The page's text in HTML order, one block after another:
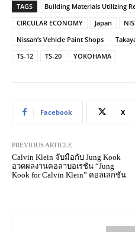
TAGS
Building Materials Utilizing
CIRCULAR ECONOMY
Japan
Nissan’s Vehicle Paint Shops
TS-12
TS-20 YOKOHAMA
Facebook X
PREVIOUS ARTICLE
Calvin Klein จับมือกับ Jung Kook
อวดผลงานคอลาบอเรชัน “Jung
Kook for Calvin Klein” คอลเลกชัน